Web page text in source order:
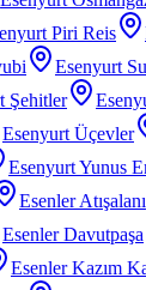
Piri Reis
Esenyurt
Şehitler
Esenyurt Üçevler
Esenyurt Yunus
Esenler Atışalanı
Esenler Davutpaşa
Esenler Kazım